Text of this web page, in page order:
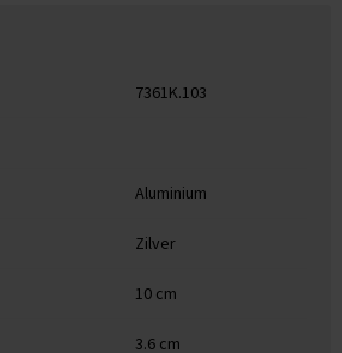
7361K.103
Aluminium
Zilver
10 cm
3.6 cm